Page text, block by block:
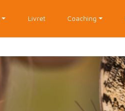
Livret Coaching